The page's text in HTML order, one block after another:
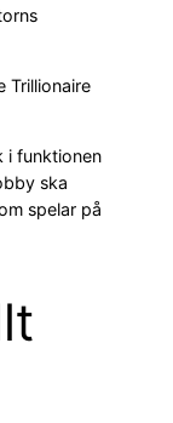
Trillionaire
i funktionen
ska
spelar på